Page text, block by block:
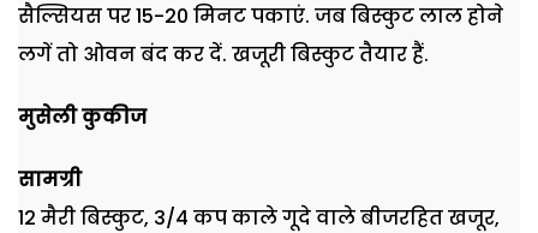
सैल्सियस पर15-20 मिनट पकाएं. जब बिस्कुट लाल होने
लगें तो ओवन बंद कर दें. खजूरी बिस्कुट तैयार हैं.
मुसेली कुकीज
सामग्री
12 मैरी बिस्कुट, 3/4 कप काले गूदे वाले बीजरहित खजूर,